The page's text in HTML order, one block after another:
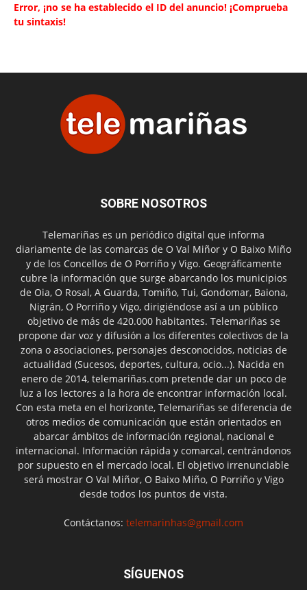
Error, ¡no se ha establecido el ID del anuncio! ¡Comprueba
tu sintaxis!
SOBRE NOSOTROS
Telemariñas es un periódico digital que informa
diariamente de las comarcas de O Val Miñor y O Baixo Miño
y de los Concellos de O Porriño y Vigo. Geográficamente
cubre la información que surge abarcando los municipios
de Oia, O Rosal, A Guarda, Tomiño, Tui, Gondomar, Baiona,
Nigrán, O Porriño y Vigo, dirigiéndose así a un público
objetivo de más de 420.000 habitantes. Telemariñas se
propone dar voz y difusión a los diferentes colectivos de la
zona o asociaciones, personajes desconocidos, noticias de
actualidad (Sucesos, deportes, cultura, ocio...). Nacida en
enero de 2014, telemariñas.com pretende dar un poco de
luz a los lectores a la hora de encontrar información local.
Con esta meta en el horizonte, Telemariñas se diferencia de
otros medios de comunicación que están orientados en
abarcar ámbitos de información regional, nacional e
internacional. Información rápida y comarcal, centrándonos
por supuesto en el mercado local. El objetivo irrenunciable
será mostrar O Val Miñor, O Baixo Miño, O Porriño y Vigo
desde todos los puntos de vista.
Contáctanos: telemarinhas@gmail.com
SÍGUENOS